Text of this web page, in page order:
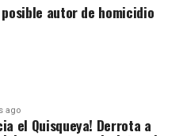
autor de homicidio
ago
el Quisqueya! Derrota a